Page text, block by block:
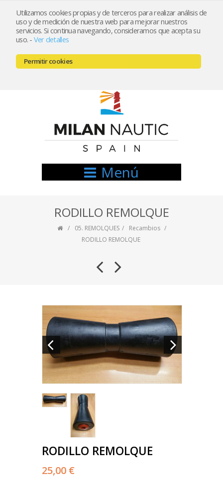
Utilizamos cookies propias y de terceros para realizar análisis de
uso y de medición de nuestra web para mejorar nuestros
servicios. Si continua navegando, consideramos que acepta su
uso. - Ver detalles
Permitir cookies
Registrarse Mi cuenta
666521122 // 654999333
Menú
RODILLO REMOLQUE
05. REMOLQUES
Recambios
RODILLO REMOLQUE
RODILLO REMOLQUE
25,00 €